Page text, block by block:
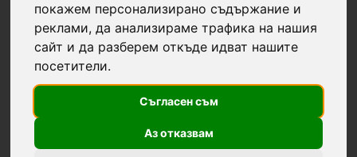
покажем персонализирано съдържание и
реклами, да анализираме трафика на нашия
сайт и да разберем откъде идват нашите
посетители.
Съгласен съм
Аз отказвам